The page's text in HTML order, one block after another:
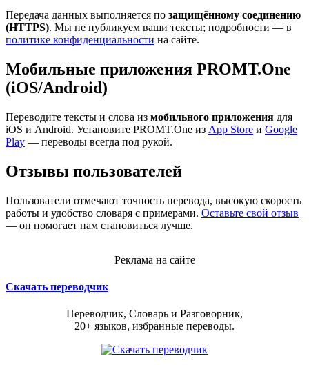
Передача данных выполняется по защищённому соединению
(HTTPS). Мы не публикуем ваши тексты; подробности — в
политике конфиденциальности на сайте.
Мобильные приложения PROMT.One
(iOS/Android)
Переводите тексты и слова из мобильного приложения для
iOS и Android. Установите PROMT.One из App Store и Google
Play — переводы всегда под рукой.
Отзывы пользователей
Пользователи отмечают точность перевода, высокую скорость
работы и удобство словаря с примерами. Оставьте свой отзыв
— он помогает нам становиться лучше.
Реклама на сайте
Скачать переводчик
Переводчик, Словарь и Разговорник,
20+ языков, избранные переводы.